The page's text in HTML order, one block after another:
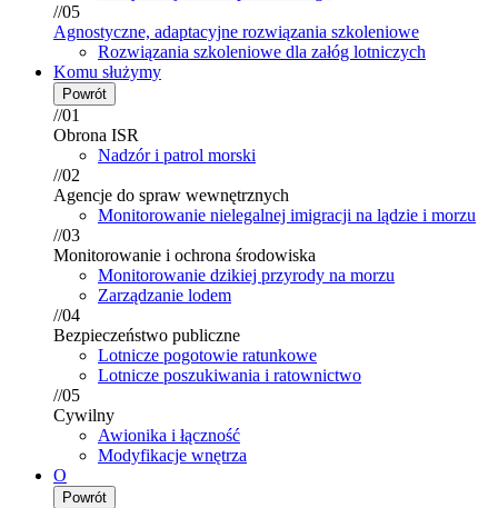
//05
Agnostyczne, adaptacyjne rozwiązania szkoleniowe
Rozwiązania szkoleniowe dla załóg lotniczych
Komu służymy
Powrót
//01
Obrona ISR
Nadzór i patrol morski
//02
Agencje do spraw wewnętrznych
Monitorowanie nielegalnej imigracji na lądzie i morzu
//03
Monitorowanie i ochrona środowiska
Monitorowanie dzikiej przyrody na morzu
Zarządzanie lodem
//04
Bezpieczeństwo publiczne
Lotnicze pogotowie ratunkowe
Lotnicze poszukiwania i ratownictwo
//05
Cywilny
Awionika i łączność
Modyfikacje wnętrza
O
Powrót